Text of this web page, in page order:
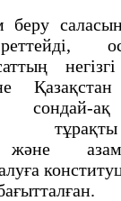
Қазақстан
сондай-
және